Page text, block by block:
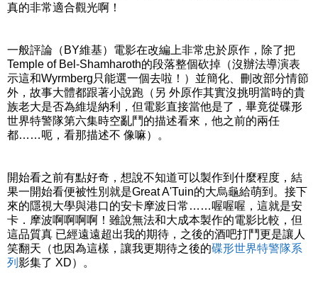
真的非常適合觀光啊！
一般評論（BY維基）電影在改編上非常忠於原作，除了把
Temple of Bel-Shamharoth的段落整個砍掉（沒辦法導演表
示這和Wyrmberg只能選一個去啦！）並簡化、刪改部分情節
外，故事大體都跟著小說跑（另 外原作其實沒挑明當時的貴
族老大是否為維堤納利，但電影直接當他是了，畢竟從碟形
世界特警隊第六集時空亂鬥的描述看來，他之前的兩任
都……呃，看那描述不 像嘛）。
開始看之前有點好奇，想說不知道可以製作到什麼程度，結
果一開始看便被性別就是Great A'Tuin的大烏龜給萌到。接下
來的隱視大學與港口的安卡摩波日常……喔喔喔，這就是安
卡．摩波啊啊啊啊！雖說無法和大成本製作的電影比較，但
這品質真 已經遠遠超出我的期待，之後的酒吧打鬥更是讓人
笑翻天（也因為這樣，讓我更期待之後的碟形世界特警隊系
列 影集了 XD）。